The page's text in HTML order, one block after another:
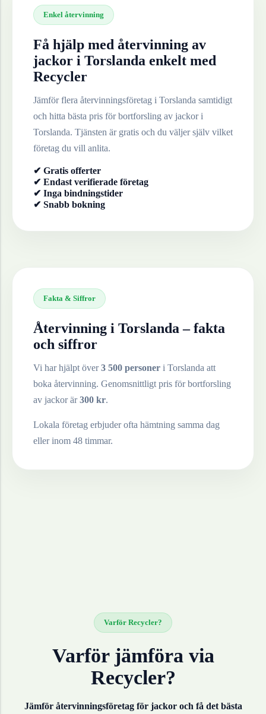
Enkel återvinning
Få hjälp med återvinning av
jackor i Torslanda enkelt med
Recycler
Jämför flera återvinningsföretag i Torslanda samtidigt
och hitta bästa pris för bortforsling av jackori
Torslanda. Tjänsten är gratis och du väljer själv vilket
företag du vill anlita.
✔ Gratis offerter
✔ Endast verifierade företag
✔ Inga bindningstider
✔ Snabb bokning
Fakta & Siffror
Återvinning i Torslanda – fakta
och siffror
Vi har hjälpt över3 500 personer i Torslanda att
boka återvinning. Genomsnittligt pris för bortforsling
av jackorär300 kr.
Lokala företag erbjuder ofta hämtning samma dag
eller inom 48 timmar.
Varför Recycler?
Varför jämföra via
Recycler?
Jämför återvinningsföretag för jackoroch få det bästa